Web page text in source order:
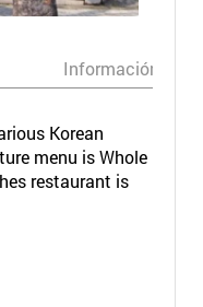
Información
Korean
menu is Whole
restaurant is